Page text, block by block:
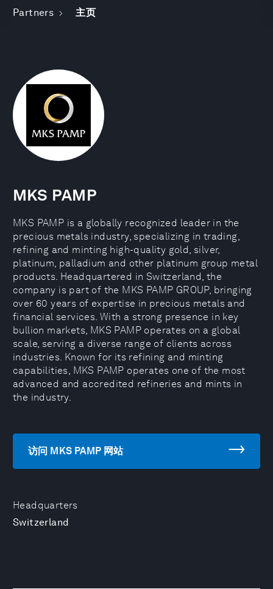
Partners 主页
Headquarters
Switzerland
MKS PAMP
MKS PAMP is a globally recognized leader in the
precious metals industry, specializing in trading,
refining and minting high-quality gold, silver,
platinum, palladium and other platinum group metal
products. Headquartered in Switzerland, the
company is part of the MKS PAMP GROUP, bringing
over 60 years of expertise in precious metals and
financial services. With a strong presence in key
bullion markets, MKS PAMP operates on a global
scale, serving a diverse range of clients across
industries. Known for its refining and minting
capabilities, MKS PAMP operates one of the most
advanced and accredited refineries and mints in
the industry.
访问 MKS PAMP 网站